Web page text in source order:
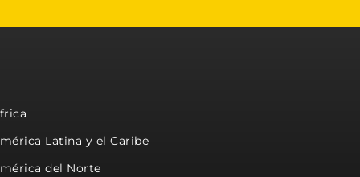
Latina y el Caribe
del Norte